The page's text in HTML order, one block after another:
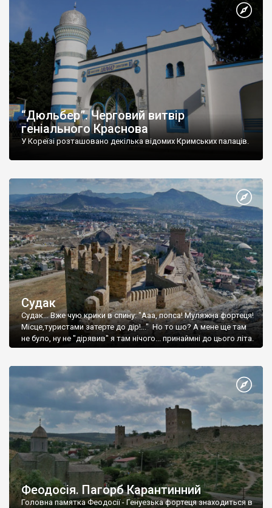
“Дюльбер”. Черговий витвір
геніального Краснова
У Кореїзі розташовано декілька відомих Кримських палаців.
Судак
Судак... Вже чую крики в спину: "Ааа, попса! Муляжна фортеця!
Місце,туристами затерте до дір!..." Но то шо? А мене ще там
не було, ну не "дірявив" я там нічого... принаймні до цього літа.
Феодосія. Пагорб Карантинний
Головна памятка Феодосії - Генуезька фортеця знаходиться в